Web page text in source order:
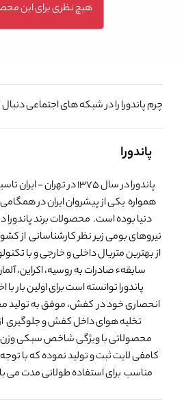
هیچ نظری برای این
چرم پاندورا را در شبکه های اجتماعی
پاندورا
پاندورا در سال 1375 در
همواره یکی از پیشروان ایران در
دنیا بوده است. محصولات برند پاندورا
نیروهای بومی زیر نظر کارشناسانی از
از بهترین متریال داخلی و خارجی و با
سابقهء صادرات به روسیه، اکراین،
پاندورا توانسته است برای اولین
انحصاری خود در کفش، موفق به تولید
تخلیه هوای داخل کفش و جلوگیری
محصولاتی با ویژگی شاخص سبکی وزن
کامفی لایت ثبت و تولید نموده که با
مناسب برای استفاده طولانی مدت می